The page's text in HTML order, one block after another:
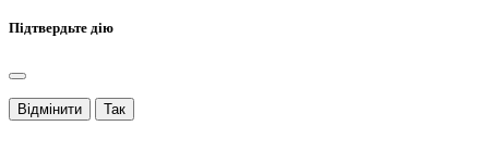
Підтвердьте дію
Відмінити Так